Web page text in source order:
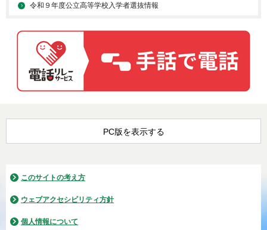
令和９年度公立高等学校入学者選抜情報
PC版を表示する
このサイトの考え方
ウェブアクセシビリティ方針
個人情報について